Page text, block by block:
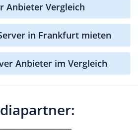
Anbieter Vergleich
in Frankfurt mieten
Anbieter im Vergleich